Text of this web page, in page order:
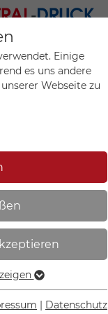
Mo.-Fr. 09:00-17:00
+49 (0)711 55 75 25
-
Einige
es uns andere
Webseite zu
Funktionen
Datenschutz